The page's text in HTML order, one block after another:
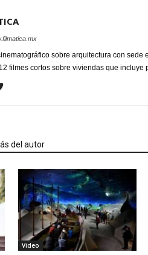
sobre arquitectura con
filmes cortos sobre viviendas que
del autor
Video